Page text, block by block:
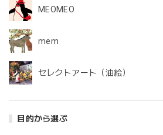
MEOMEO
mem
セレクトアート（油絵）
目的から選ぶ